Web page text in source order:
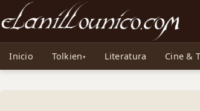
Noticias sobre Tolkien: El Señor de los Anillos, Los Anillos
Inicio Tolkien Literatura Cine &